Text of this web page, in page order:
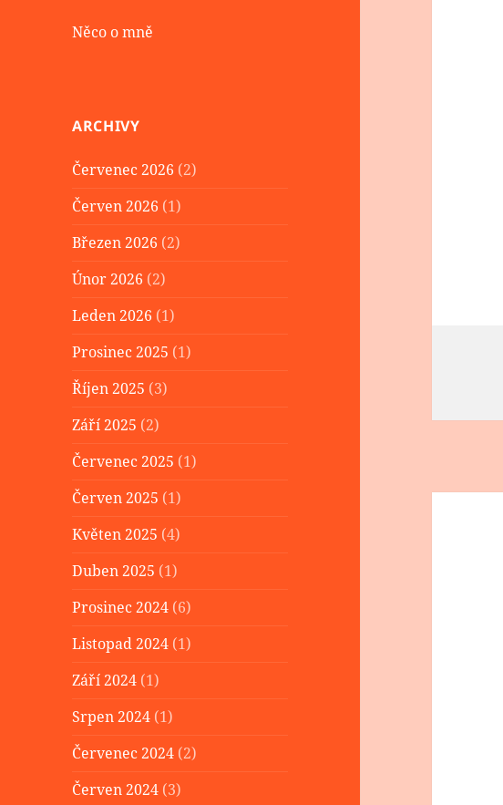
Něco o mně
ARCHIVY
Červenec 2026 (2)
Červen 2026 (1)
Březen 2026 (2)
Únor 2026 (2)
Leden 2026 (1)
Prosinec 2025 (1)
Říjen 2025 (3)
Září 2025 (2)
Červenec 2025 (1)
Červen 2025 (1)
Květen 2025 (4)
Duben 2025 (1)
Prosinec 2024 (6)
Listopad 2024 (1)
Září 2024 (1)
Srpen 2024 (1)
Červenec 2024 (2)
Červen 2024 (3)